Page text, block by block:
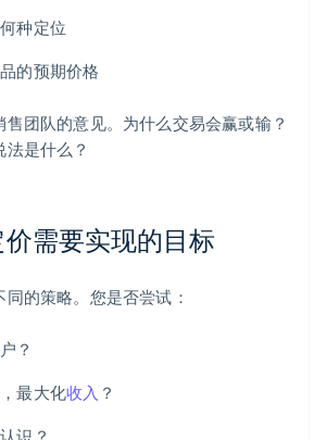
种定位
的预期价格
团队的意见。为什么交易会赢或输？
是什么？
需要实现的目标
的策略。您是否尝试：
？
最大化收入 ？